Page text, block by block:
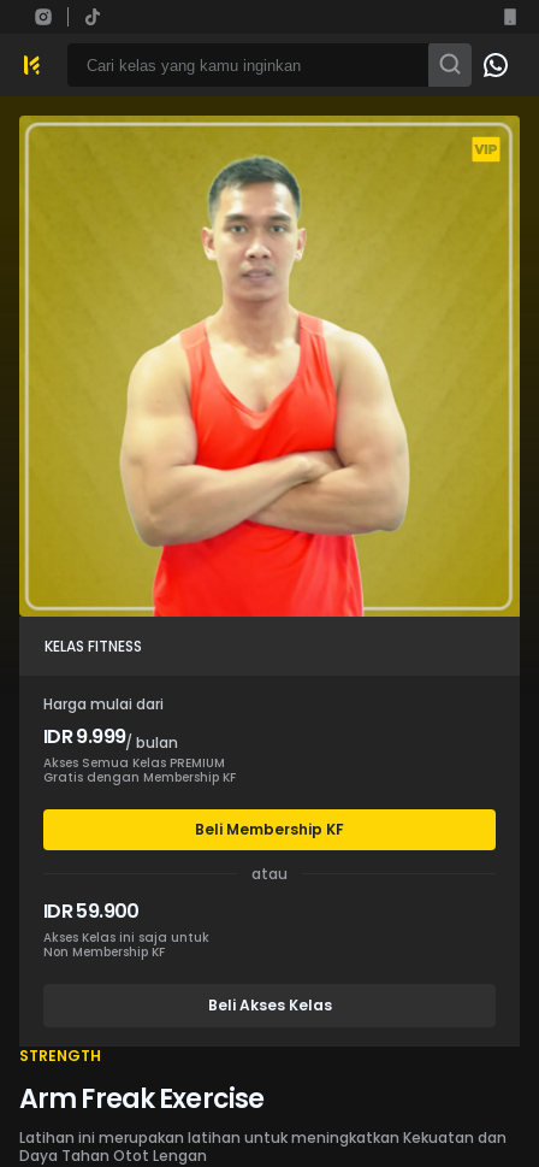
KELAS FITNESS
Harga mulai dari
IDR 9.999/ bulan
Akses Semua Kelas PREMIUM
Gratis dengan Membership KF
Beli Membership KF
atau
IDR 59.900
Akses Kelas ini saja untuk
Non Membership KF
Beli Akses Kelas
STRENGTH
Arm Freak Exercise
Latihan ini merupakan latihan untuk meningkatkan Kekuatan dan
Daya Tahan Otot Lengan